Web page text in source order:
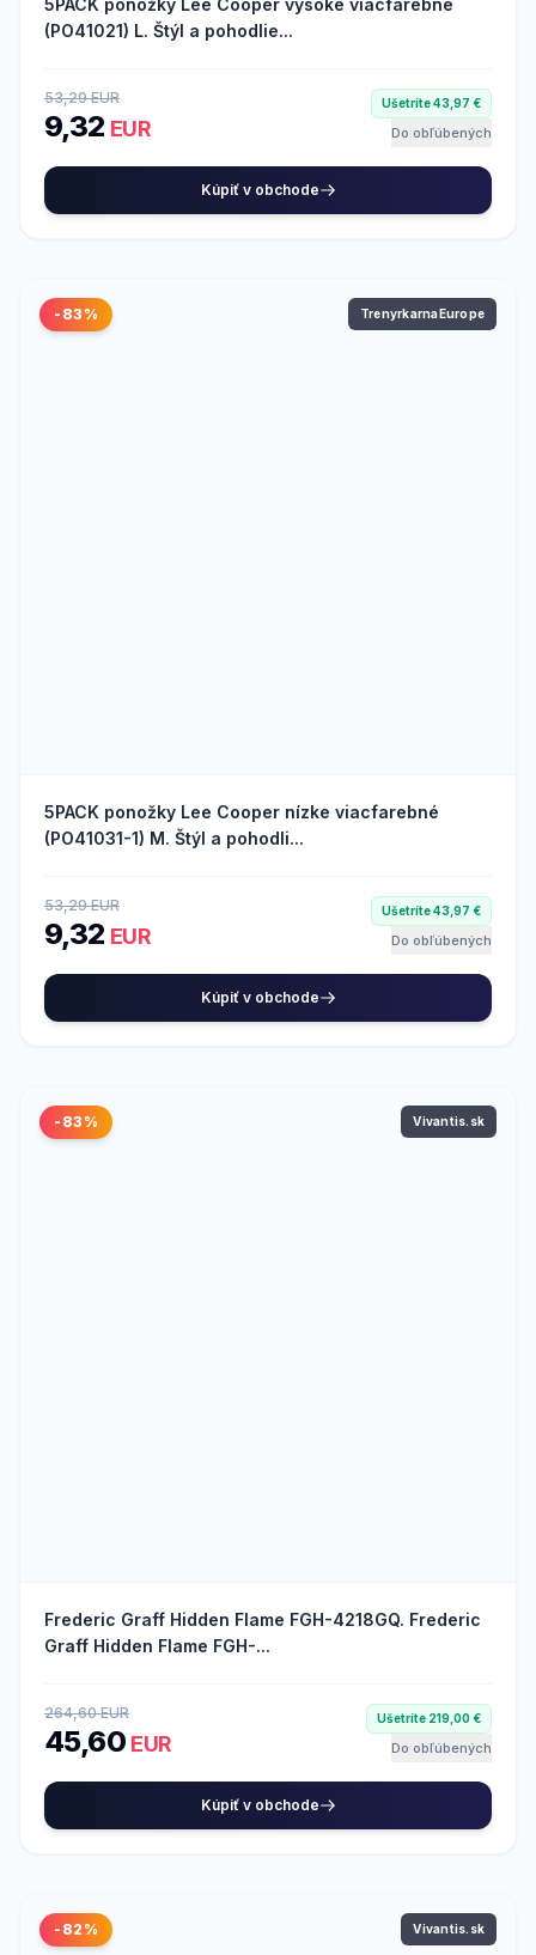
5PACK ponožky Lee Cooper vysoké viacfarebné
(PO41021) L. Štýl a pohodlie...
53,29 EUR
9,32 EUR
Ušetríte 43,97 €
Do obľúbených
Kúpiť v obchode
-83% TrenyrkarnaEurope
5PACK ponožky Lee Cooper nízke viacfarebné
(PO41031-1) M. Štýl a pohodli...
53,29 EUR
9,32 EUR
Ušetríte 43,97 €
Do obľúbených
Kúpiť v obchode
-83% Vivantis.sk
Frederic Graff Hidden Flame FGH-4218GQ. Frederic
Graff Hidden Flame FGH-...
264,60 EUR
45,60 EUR
Ušetríte 219,00 €
Do obľúbených
Kúpiť v obchode
-82% Vivantis.sk